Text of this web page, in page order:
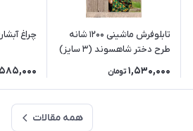
تابلوفرش ماشینی 1200 شانه
طرح دختر شاهسوند (3 سایز)
1,530,000 تومان
چراغ
همه مقالات